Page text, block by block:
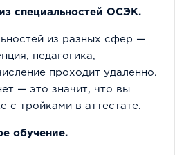
специальностей ОСЭК.
из разных сфер —
педагогика,
проходит удаленно.
— это значит, что вы
с тройками в аттестате.
обучение.